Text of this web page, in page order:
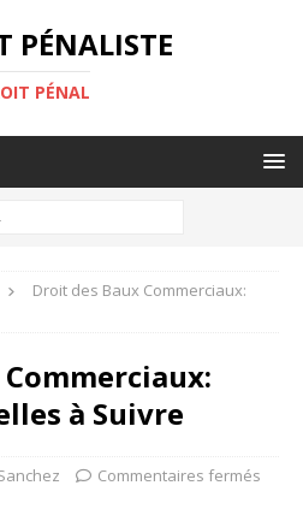
PÉNALISTE
PÉNAL
Droit des Baux Commerciaux:
à Suivre
Commentaires fermés